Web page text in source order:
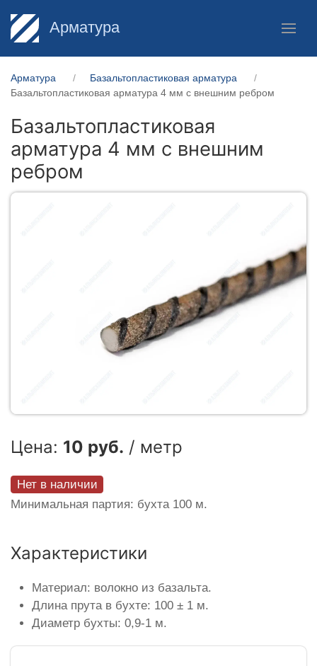
Арматура
Арматура
Базальтопластиковая арматура
Базальтопластиковая арматура 4 мм с внешним ребром
Базальтопластиковая
арматура 4 мм с внешним
ребром
Цена: 10 руб. / метр
Нет в наличии
Минимальная партия: бухта 100 м.
Характеристики
Материал: волокно из базальта.
Длина прута в бухте: 100 ± 1 м.
Диаметр бухты: 0,9-1 м.